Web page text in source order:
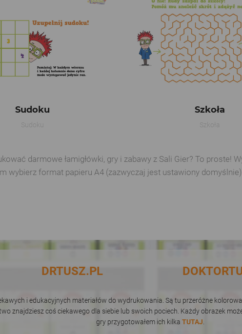
Sudoku
Sudoku
Szkoła
Szkoła
darmowe łamigłówki, gry i zabawy z Sali Gier? To proste!
wybierz format papieru A4 (zazwyczaj jest ustawiony
DRTUSZ.PL
i edukacyjnych materiałów do wydrukowania. Są tu przeróżne
znajdziesz coś ciekawego dla siebie lub swoich pociech. Każdy obrazek
gry przygotowałem ich kilka TUTAJ